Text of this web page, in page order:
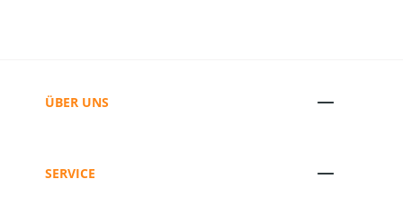
ÜBER UNS
SERVICE